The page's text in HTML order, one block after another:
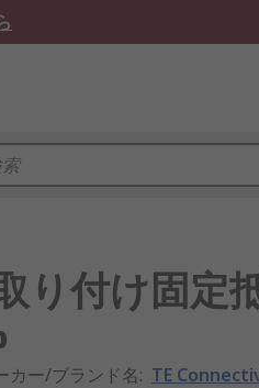
り付け固定
カー/ブランド名: TE